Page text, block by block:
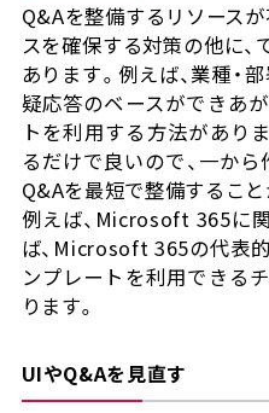
Q&Aを整備するリソース
スを確保する対策の他に
あります。例えば、業種・
疑応答のベースができあ
トを利用する方法があり
るだけで良いので、一か
Q&Aを最短で整備すること
例えば、Microsoft 365に
ば、Microsoft 365の代表
ンプレートを利用できる
ります。
UIやQ&Aを見直す